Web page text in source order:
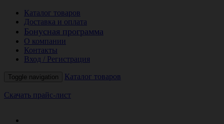
Каталог товаров
Доставка и оплата
Бонусная программа
О компании
Контакты
Вход / Регистрация
Toggle navigation Каталог товаров
Скачать прайс-лист